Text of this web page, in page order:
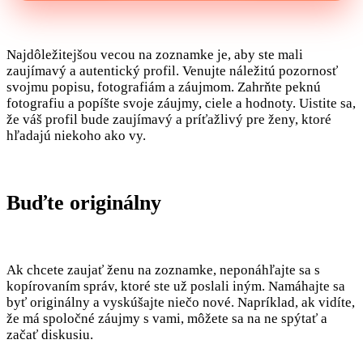
Najdôležitejšou vecou na zoznamke je, aby ste mali
zaujímavý a autentický profil. Venujte náležitú pozornosť
svojmu popisu, fotografiám a záujmom. Zahrňte peknú
fotografiu a popíšte svoje záujmy, ciele a hodnoty. Uistite sa,
že váš profil bude zaujímavý a príťažlivý pre ženy, ktoré
hľadajú niekoho ako vy.
Buďte originálny
Ak chcete zaujať ženu na zoznamke, neponáhľajte sa s
kopírovaním správ, ktoré ste už poslali iným. Namáhajte sa
byť originálny a vyskúšajte niečo nové. Napríklad, ak vidíte,
že má spoločné záujmy s vami, môžete sa na ne spýtať a
začať diskusiu.